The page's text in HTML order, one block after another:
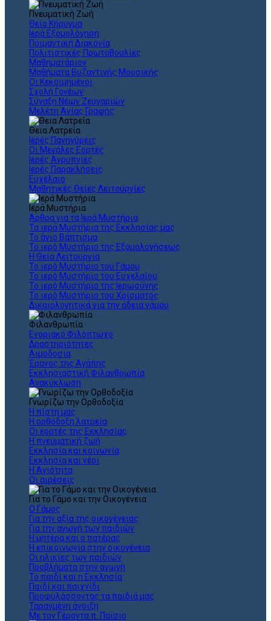
Πνευματική Ζωή
Θείο Κήρυγμα
Ιερά Εξομολόγηση
Ποιμαντική Διακονία
Πολιτιστικές Πρωτοβουλίες
Μαθηματάριον
Μαθήματα Βυζαντινής Μουσικής
Οι Κεκοιμημένοι
Σχολή Γονέων
Σύναξη Νέων Ζευγαριών
Μελέτη Αγίας Γραφής
Θεια Λατρεία
Ιερές Πανηγύρεις
Οι Μεγάλες Εορτές
Ιερές Αγρυπνίες
Ιερές Παρακλήσεις
Ευχέλαιο
Μαθητικές Θείες Λειτουργίες
Ιερά Μυστήρια
Άρθρα για τα Ιερά Μυστήρια
Τα ιερά Μυστήρια της Εκκλησίας μας
Το άγιο Βάπτισμα
Το ιερό Μυστήριο της Εξομολογήσεως
Η Θεία Λειτουργία
Το ιερό Μυστήριο του Γάμου
Το ιερό Μυστήριο του Ευχελαίου
Το ιερό Μυστήριο της Ιερωσύνης
Το ιερό Μυστήριο του Χρίσματος
Δικαιολογητικά για την άδεια γάμου
Φιλανθρωπία
Ενοριακό Φιλόπτωχο
Δραστηριότητες
Αιμοδοσία
Έρανος της Αγάπης
Εκκλησιαστική Φιλανθρωπία
Ανακύκλωση
Γνωρίζω την Ορθοδοξία
Η πίστη μας
Η ορθόδοξη λατρεία
Οι εορτές της Εκκλησίας
Η πνευματική ζωή
Εκκλησία και κοινωνία
Εκκλησία και νέοι
Η Αγιότητα
Οι αιρέσεις
Για το Γάμο και την Οικογένεια
Ο Γάμος
Για την αξία της οικογένειας
Για την αγωγή των παιδιών
Η μητέρα και ο πατέρας
Η επικοινωνία στην οικογένεια
Οι ηλικίες των παιδιών
Προβλήματα στην αγωγή
Το παιδί και η Εκκλησία
Παιδί και παιχνίδι
Προφυλάσσοντας τα παιδιά μας
Ταραγμένη άνοιξη
Με τον Γέροντα π. Παϊσιο